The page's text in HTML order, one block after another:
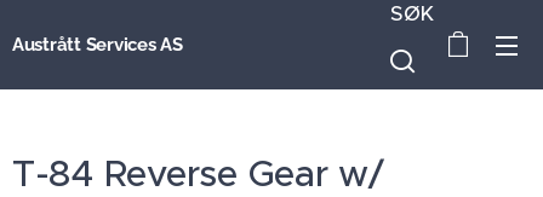
Austrått Services AS
SØK
T-84 Reverse Gear w/